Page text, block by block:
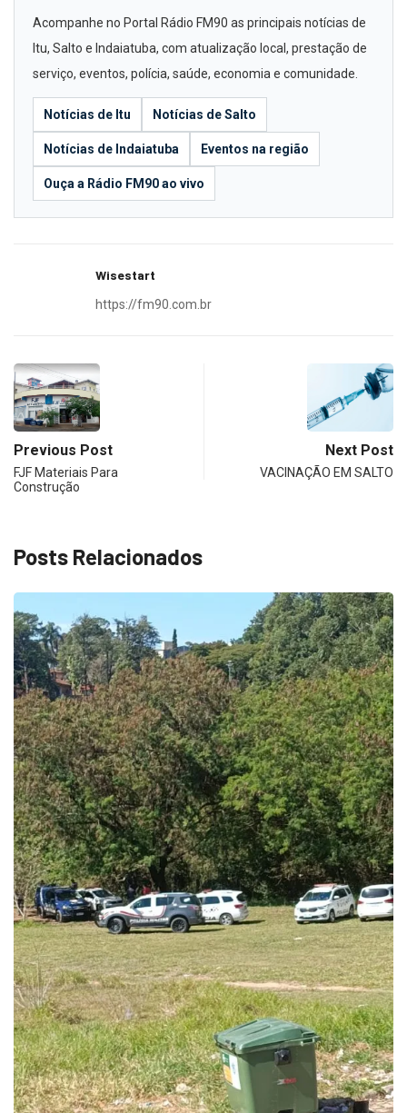
Acompanhe no Portal Rádio FM90 as principais notícias de
Itu, Salto e Indaiatuba, com atualização local, prestação de
serviço, eventos, polícia, saúde, economia e comunidade.
Notícias de Itu Notícias de Salto
Notícias de Indaiatuba Eventos na região
Ouça a Rádio FM90 ao vivo
Wisestart
https://fm90.com.br
Previous Post
FJF Materiais Para
Construção
Next Post
VACINAÇÃO EM SALTO
Posts Relacionados
ECONOMIA
Queda dos empregos formais em Itu reflete...
agosto 6, 2026